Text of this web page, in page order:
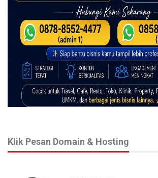
Klik Pesan Domain & Hosting